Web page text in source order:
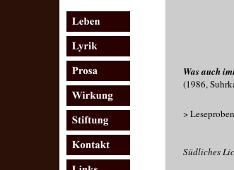
Was auch
(1986,
> Leseproben
Südliches